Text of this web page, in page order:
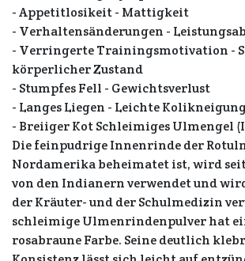
- Appetitlosikeit - Mattigkeit
- Verhaltensänderungen -
- Verringerte Trainingsmotivation -
körperlicher Zustand
- Stumpfes Fell - Gewichtsverlust
- Langes Liegen - Leichte
- Breiiger Kot Schleimiges Ulmengel
Die feinpudrige Innenrinde der
Nordamerika beheimatet ist, wird
von den Indianern verwendet und
der Kräuter- und der Schulmedizin
schleimige Ulmenrindenpulver hat
rosabraune Farbe. Seine deutlich